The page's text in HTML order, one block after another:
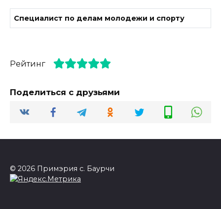
Специалист по делам молодежи и спорту
Рейтинг
Поделиться с друзьями
© 2026 Примэрия с. Баурчи